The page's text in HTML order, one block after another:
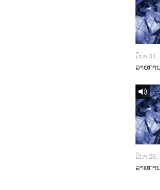
ມີນາ 31,
ລາຍກາ
ມີນາ 26,
ລາຍກາ